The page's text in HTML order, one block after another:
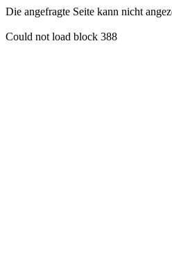
Die angefragte Seite kann nicht
Could not load block 388